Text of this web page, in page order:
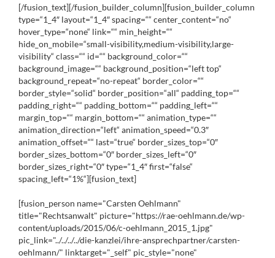
[/fusion_text][/fusion_builder_column][fusion_builder_column
type=“1_4″ layout=“1_4″ spacing=““ center_content=“no“
hover_type=“none“ link=““ min_height=““
hide_on_mobile=“small-visibility,medium-visibility,large-
visibility“ class=““ id=““ background_color=““
background_image=““ background_position=“left top“
background_repeat=“no-repeat“ border_color=““
border_style=“solid“ border_position=“all“ padding_top=““
padding_right=““ padding_bottom=““ padding_left=““
margin_top=““ margin_bottom=““ animation_type=““
animation_direction=“left“ animation_speed=“0.3″
animation_offset=““ last=“true“ border_sizes_top=“0″
border_sizes_bottom=“0″ border_sizes_left=“0″
border_sizes_right=“0″ type=“1_4″ first=“false“
spacing_left=“1%“][fusion_text]
[fusion_person name="Carsten Oehlmann"
title="Rechtsanwalt" picture="https://rae-oehlmann.de/wp-
content/uploads/2015/06/c-oehlmann_2015_1.jpg"
pic_link="../../../../die-kanzlei/ihre-ansprechpartner/carsten-
oehlmann/" linktarget="_self" pic_style="none"